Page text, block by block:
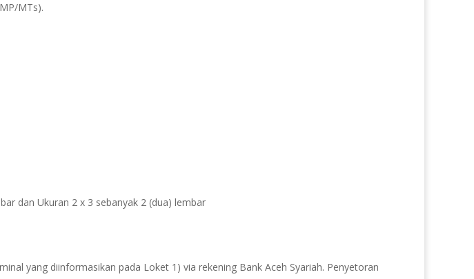
MTs).
dan Ukuran 2 x 3 sebanyak 2 (dua) lembar
yang diinformasikan pada Loket 1) via rekening Bank Aceh Syariah. Penyetoran